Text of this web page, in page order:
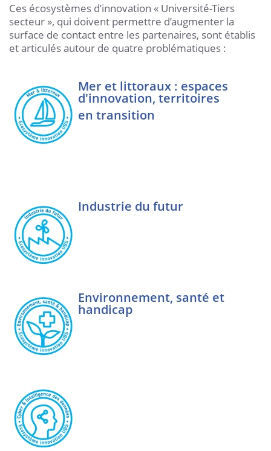
Ces écosystèmes d’innovation « Université-Tiers
secteur », qui doivent permettre d’augmenter la
surface de contact entre les partenaires, sont établis
et articulés autour de quatre problématiques :
Mer et littoraux : espaces
d'innovation, territoires
en transition
Industrie du futur
Environnement, santé et
handicap